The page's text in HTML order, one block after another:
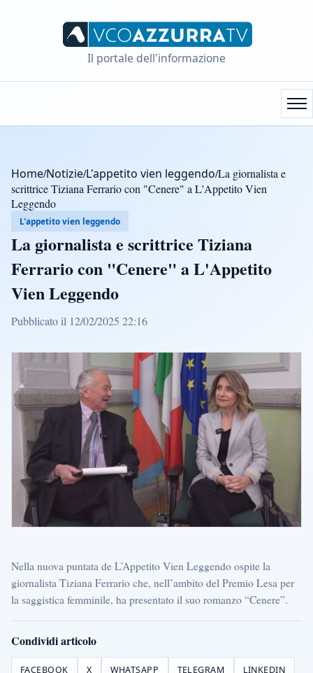
Il portale dell'informazione
Home/Notizie/L'appetito vien leggendo/La giornalista e
scrittrice Tiziana Ferrario con "Cenere" a L'Appetito Vien
Leggendo
L'appetito vien leggendo
La giornalista e scrittrice Tiziana
Ferrario con "Cenere" a L'Appetito
Vien Leggendo
Pubblicato il 12/02/2025 22:16
Nella nuova puntata de L’Appetito Vien Leggendo ospite la
giornalista Tiziana Ferrario che, nell’ambito del Premio Lesa per
la saggistica femminile, ha presentato il suo romanzo “Cenere”.
Condividi articolo
FACEBOOK X WHATSAPP TELEGRAM LINKEDIN